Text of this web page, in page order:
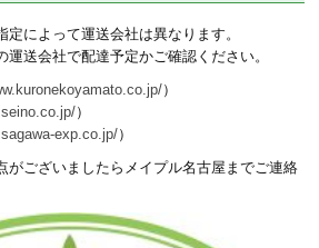
によって運送会社は異なります。
送会社で配達予定かご確認ください。
）
）
exp.co.jp/）
がございましたらメイプル名古屋までご連絡